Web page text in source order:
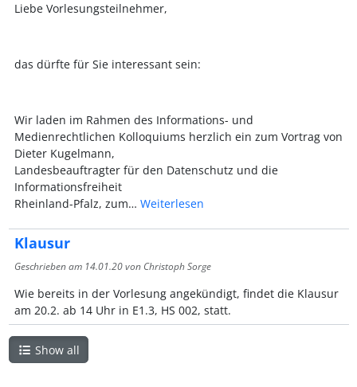
Liebe Vorlesungsteilnehmer,
das dürfte für Sie interessant sein:
Wir laden im Rahmen des Informations- und
Medienrechtlichen Kolloquiums herzlich ein zum Vortrag von
Dieter Kugelmann,
Landesbeauftragter für den Datenschutz und die
Informationsfreiheit
Rheinland-Pfalz, zum… Weiterlesen
Klausur
Geschrieben am 14.01.20von Christoph Sorge
Wie bereits in der Vorlesung angekündigt, findet die Klausur
am 20.2. ab 14 Uhr in E1.3, HS 002, statt.
Show all